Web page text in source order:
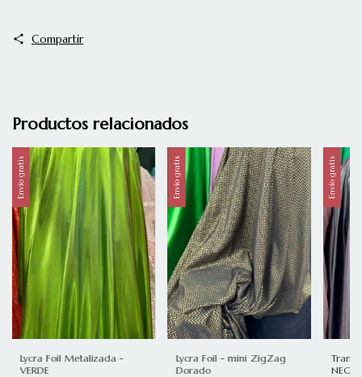
Compartir
Productos relacionados
Envío gratis
Lycra Foil Metalizada -
VERDE
Envío gratis
Lycra Foil - mini ZigZag
Dorado
Envío gratis